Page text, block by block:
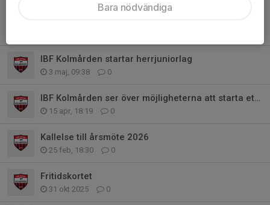
IBF Kolmården startar herrjuniorlag
3 maj, 09:38 0
IBF Kolmården ser över möjligheterna att starta ett herrjuniorlag
15 apr, 18:19 0
Kallelse till årsmöte 2026
25 feb, 18:30 0
Fritidskortet
31 okt 2025 0
Bara nödvändiga